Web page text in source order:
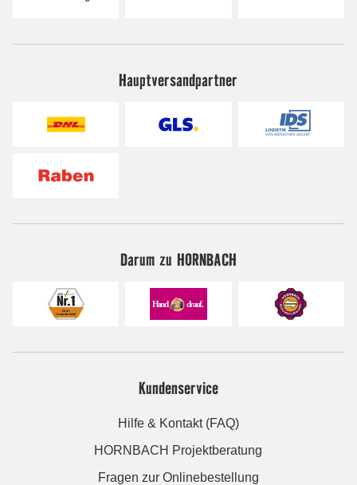
Hauptversandpartner
Darum zu HORNBACH
Kundenservice
Hilfe & Kontakt (FAQ)
HORNBACH Projektberatung
Fragen zur Onlinebestellung